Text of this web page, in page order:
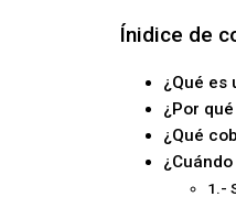
Ínidice de
¿Qué es
¿Por
¿Qué
1.-